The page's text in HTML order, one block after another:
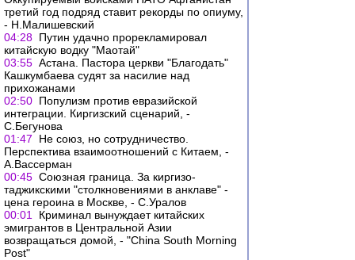
третий год подряд ставит рекорды по опиуму,
- Н.Малишевский
04:28 Путин удачно прорекламировал
китайскую водку "Маотай"
03:55 Астана. Пастора церкви "Благодать"
Кашкумбаева судят за насилие над
прихожанами
02:50 Популизм против евразийской
интеграции. Киргизский сценарий, -
С.Бегунова
01:47
Не союз, но сотрудничество.
Перспектива взаимоотношений с Китаем, -
А.Вассерман
00:45 Союзная граница. За киргизо-
таджикскими "столкновениями в анклаве" -
цена героина в Москве, - С.Уралов
00:01
Криминал вынуждает китайских
эмигрантов в Центральной Азии
возвращаться домой, - "China South Morning
Post"